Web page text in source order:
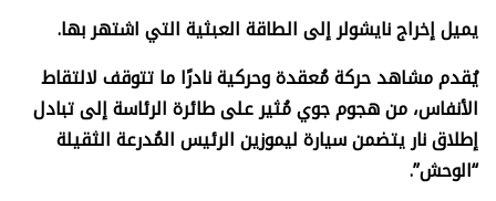
يميل إخراج نايشولر إلى الطاقة العبثية التي اشتهر بها.
يُقدم مشاهد حركة مُعقدة وحركية نادرًا ما تتوقف لالتقاط
الأنفاس، من هجوم جوي مُثير على طائرة الرئاسة إلى تبادل
إطلاق نار يتضمن سيارة ليموزين الرئيس المُدرعة الثقيلة
“الوحش”.